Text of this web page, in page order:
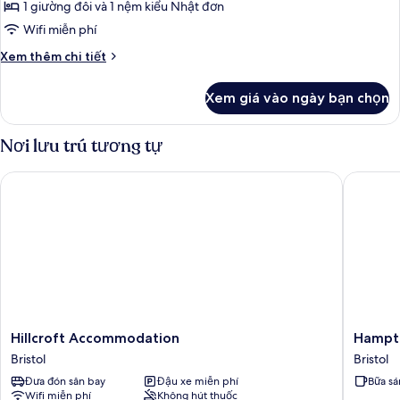
1 giường đôi và 1 nệm kiểu Nhật đơn
Wifi miễn phí
Xem thêm chi tiết
Chi
Phòng
cho
đình
Xem giá vào ngày bạn chọn
Nơi lưu trú tương tự
Hillcroft
Accommodation
Bristol
Hillcroft Accommodation
Bristol
Đưa đón sân bay
Đậu xe miễn phí
Wifi miễn phí
Không hút thuốc
Hillcroft Accommodation
by
Hilton
Bristol
Bristol
Bữa